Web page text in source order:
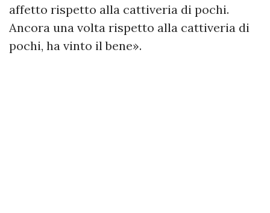
affetto rispetto alla cattiveria di pochi.
Ancora una volta rispetto alla cattiveria di
pochi, ha vinto il bene».